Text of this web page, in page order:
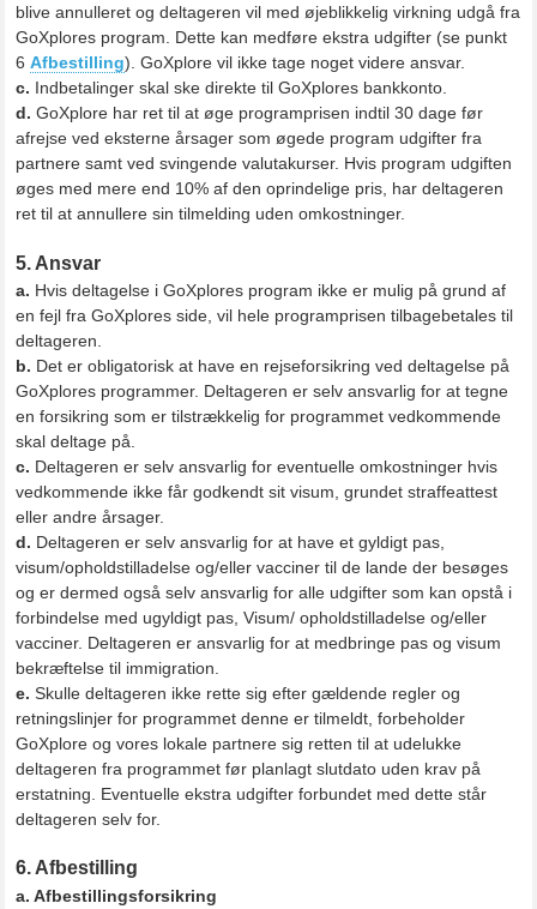
blive annulleret og deltageren vil med øjeblikkelig virkning udgå fra
GoXplores program. Dette kan medføre ekstra udgifter (se punkt
6Afbestilling). GoXplore vil ikke tage noget videre ansvar.
c. Indbetalinger skal ske direkte til GoXplores bankkonto.
d. GoXplore har ret til at øge programprisen indtil 30 dage før
afrejse ved eksterne årsager som øgede program udgifter fra
partnere samt ved svingende valutakurser. Hvis program udgiften
øges med mere end 10% af den oprindelige pris, har deltageren
ret til at annullere sin tilmelding uden omkostninger.
5. Ansvar
a. Hvis deltagelse i GoXplores program ikke er mulig på grund af
en fejl fra GoXplores side, vil hele programprisen tilbagebetales til
deltageren.
b. Det er obligatorisk at have en rejseforsikring ved deltagelse på
GoXplores programmer. Deltageren er selv ansvarlig for at tegne
en forsikring som er tilstrækkelig for programmet vedkommende
skal deltage på.
c. Deltageren er selv ansvarlig for eventuelle omkostninger hvis
vedkommende ikke får godkendt sit visum, grundet straffeattest
eller andre årsager.
d. Deltageren er selv ansvarlig for at have et gyldigt pas,
visum/opholdstilladelse og/eller vacciner til de lande der besøges
og er dermed også selv ansvarlig for alle udgifter som kan opstå i
forbindelse med ugyldigt pas, Visum/ opholdstilladelse og/eller
vacciner. Deltageren er ansvarlig for at medbringe pas og visum
bekræftelse til immigration.
e.Skulle deltageren ikke rette sig efter gældende regler og
retningslinjer for programmet denne er tilmeldt, forbeholder
GoXplore og vores lokale partnere sig retten til at udelukke
deltageren fra programmet før planlagt slutdato uden krav på
erstatning. Eventuelle ekstra udgifter forbundet med dette står
deltageren selv for.
6. Afbestilling
a. Afbestillingsforsikring